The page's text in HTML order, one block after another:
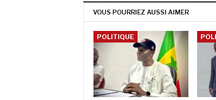
VOUS POURRIEZ AUSSI AIMER
POLITIQUE